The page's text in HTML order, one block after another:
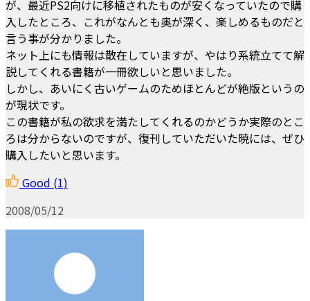
が、最近PS2向けに移植されたものが安くなっていたので購
入したところ、これがなんとも奥が深く、楽しめるものだと
言う事が分かりました。
ネット上にも情報は散在していますが、やはり系統立てて解
説してくれる書籍が一冊欲しいと思いました。
しかし、あいにく古いゲームのためほとんどが絶版というの
が現状です。
この書籍が私の欲求を満たしてくれるのかどうか実際のとこ
ろは分からないのですが、復刊していただいた暁には、ぜひ
購入したいと思います。
Good (1)
2008/05/12